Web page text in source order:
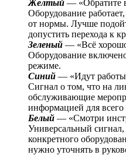
Желтый — «Обратите
Оборудование
от нормы. Лучше
допустить перехода к
Зеленый — «Всё
Оборудование
режиме.
Синий — «Идут
Сигнал о том, что на
обслуживающие
информацией для всего
Белый — «Смотри
Универсальный сигнал,
конкретного
нужно уточнять в